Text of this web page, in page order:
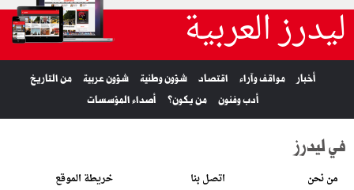
ليدرز العربية
أخبار مواقف وآراء اقتصاد شؤون وطنية شؤون عربية
من التاريخ
أدب وفنون
من يكون؟ أصداء المؤسسات
في ليدرز
من نحن اتصل بنا خريطة الموقع